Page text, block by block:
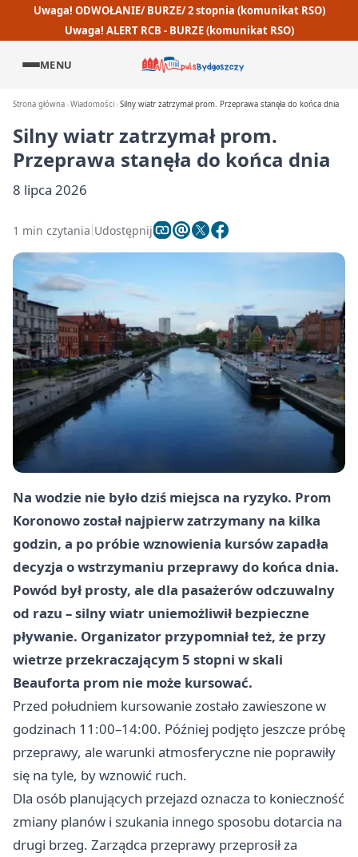
Uwaga! ODWOŁANIE/ BURZE/ 2 stopnia (komunikat RSO)
Uwaga! ALERT RCB - BURZE (komunikat RSO)
MENU
Strona główna Wiadomości Silny wiatr zatrzymał prom. Przeprawa stanęła do końca dnia
Silny wiatr zatrzymał prom.
Przeprawa stanęła do końca dnia
8 lipca 2026
1 min czytania Udostępnij
Na wodzie nie było dziś miejsca na ryzyko. Prom
Koronowo został najpierw zatrzymany na kilka
godzin, a po próbie wznowienia kursów zapadła
decyzja o wstrzymaniu przeprawy do końca dnia.
Powód był prosty, ale dla pasażerów odczuwalny
od razu – silny wiatr uniemożliwił bezpieczne
pływanie. Organizator przypomniał też, że przy
wietrze przekraczającym 5 stopni w skali
Beauforta prom nie może kursować.
Przed południem kursowanie zostało zawieszone w
godzinach 11:00–14:00. Później podjęto jeszcze próbę
przeprawy, ale warunki atmosferyczne nie poprawiły
się na tyle, by wznowić ruch.
Dla osób planujących przejazd oznacza to konieczność
zmiany planów i szukania innego sposobu dotarcia na
drugi brzeg. Zarządca przeprawy przeprosił za